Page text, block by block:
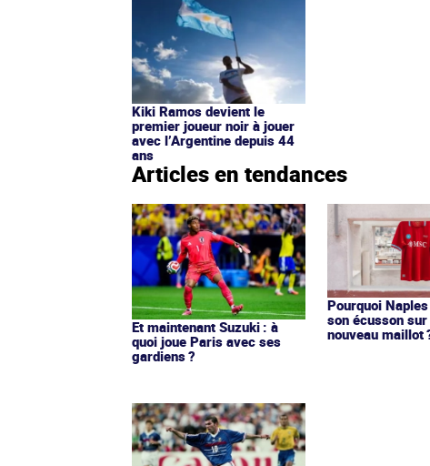
Kiki Ramos devient le
premier joueur noir à jouer
avec l’Argentine depuis 44
ans
Articles en tendances
Et maintenant Suzuki : à
quoi joue Paris avec ses
gardiens ?
Pourquoi
son écusson
nouveau maillot